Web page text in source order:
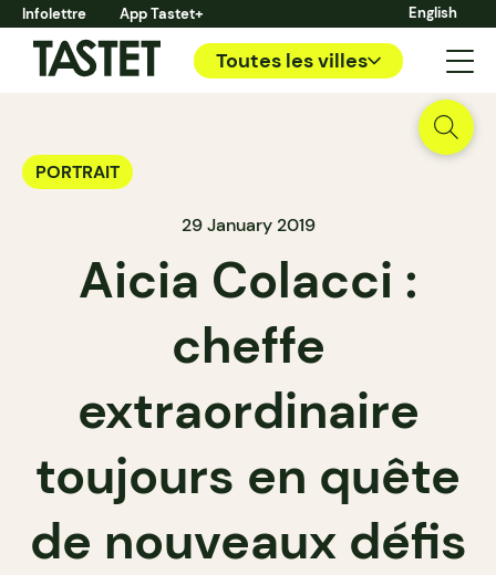
Infolettre App Tastet+ English
Toutes les villes
PORTRAIT
29 January 2019
Aicia Colacci :
cheffe
extraordinaire
toujours en quête
de nouveaux défis